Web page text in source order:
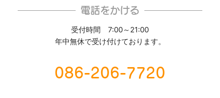
電話をかける
受付時間 7:00～21:00
年中無休で受け付けております。
086-206-7720